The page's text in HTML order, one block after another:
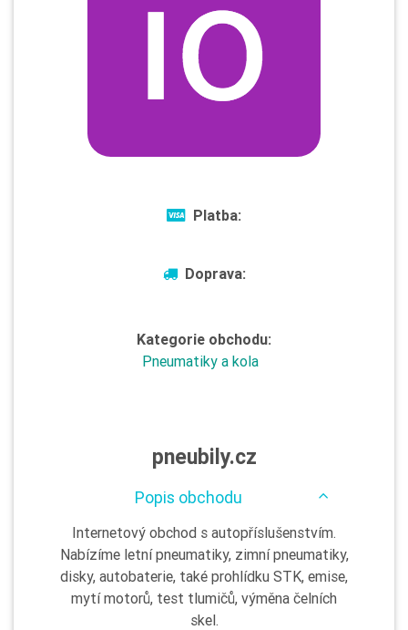
Platba:
Doprava:
Kategorie obchodu:
Pneumatiky a kola
pneubily.cz
Popis obchodu
Internetový obchod s autopříslušenstvím.
Nabízíme letní pneumatiky, zimní pneumatiky,
disky, autobaterie, také prohlídku STK, emise,
mytí motorů, test tlumičů, výměna čelních
skel.